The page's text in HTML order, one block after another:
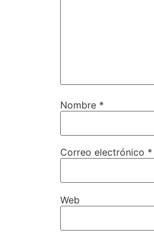
Nombre *
Correo electrónico *
Web